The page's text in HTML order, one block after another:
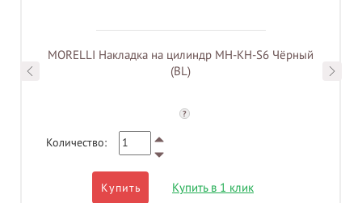
MORELLI Накладка на цилиндр MH-KH-S6 Чёрный
(BL)
?
Количество:
Купить Купить в 1 клик